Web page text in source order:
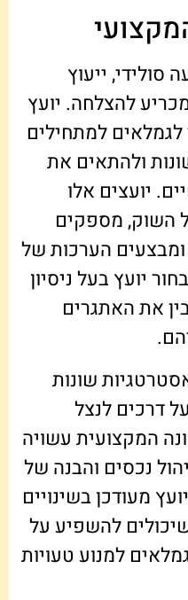
ייעוץ
להצלחה. יועץ
לגמלאים למתחילים
ולהתאים את
יועצים אלו
השוק, מספקים
הערכות של
יועץ בעל ניסיון
את האתגרים
שונות
דרכים לנצל
המקצועית עשויה
נכסים והבנה של
מעודכן בשינויים
להשפיע על
למנוע טעויות